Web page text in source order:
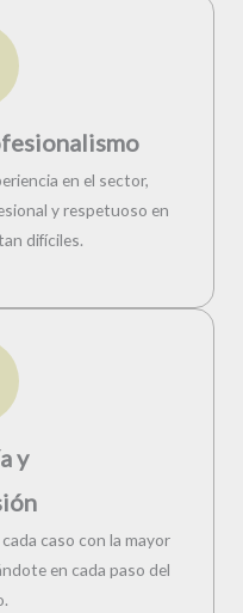
en el sector,
y respetuoso en
difíciles.
y
caso con la mayor
en cada paso del